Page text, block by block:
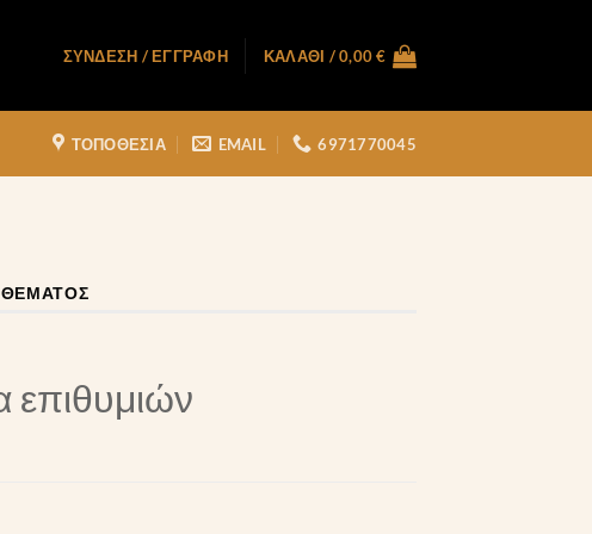
ΣΎΝΔΕΣΗ / ΕΓΓΡΑΦΉ ΚΑΛΆΘΙ /0,00€
ΤΟΠΟΘΕΣΙΑ EMAIL 6971770045
επιθυμιών